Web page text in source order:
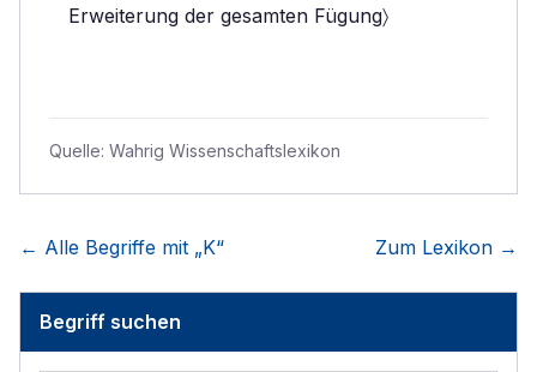
Erweiterung der gesamten Fügung〉
Quelle: Wahrig Wissenschaftslexikon
← Alle Begriffe mit „K“ Zum Lexikon →
Begriff suchen